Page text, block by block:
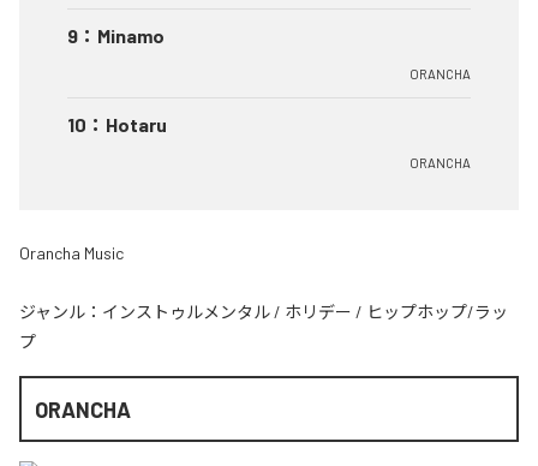
9 ： Minamo
ORANCHA
10 ： Hotaru
ORANCHA
Orancha Music
ジャンル： インストゥルメンタル / ホリデー / ヒップホップ/ラッ
プ
ORANCHA